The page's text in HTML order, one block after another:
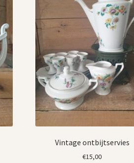
Vintage ontbijtservies
€15,00